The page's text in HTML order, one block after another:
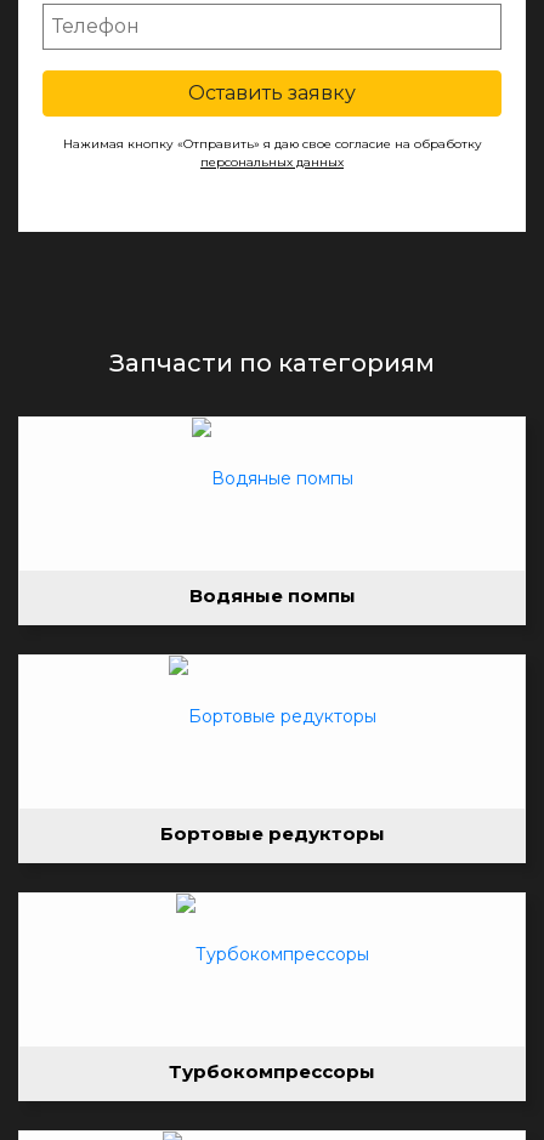
Оставить заявку
Нажимая кнопку «Отправить» я даю свое согласие на обработку
персональных данных
Запчасти по категориям
Водяные помпы
Бортовые редукторы
Турбокомпрессоры